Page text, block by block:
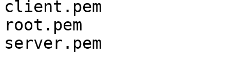
client.pem
root.pem
server.pem